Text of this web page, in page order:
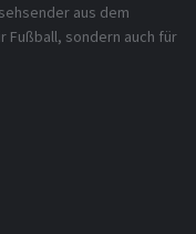
aus dem
Fußball, sondern auch für